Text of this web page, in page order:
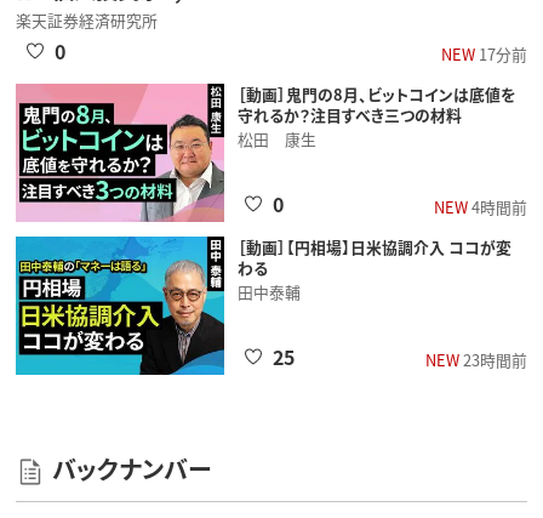
楽天証券経済研究所
NEW17分前
0
［動画］鬼門の8月、ビットコインは底値を
守れるか？注目すべき三つの材料
松田 康生
NEW4時間前
0
［動画］【円相場】日米協調介入 ココが変
わる
田中泰輔
NEW23時間前
25
バックナンバー